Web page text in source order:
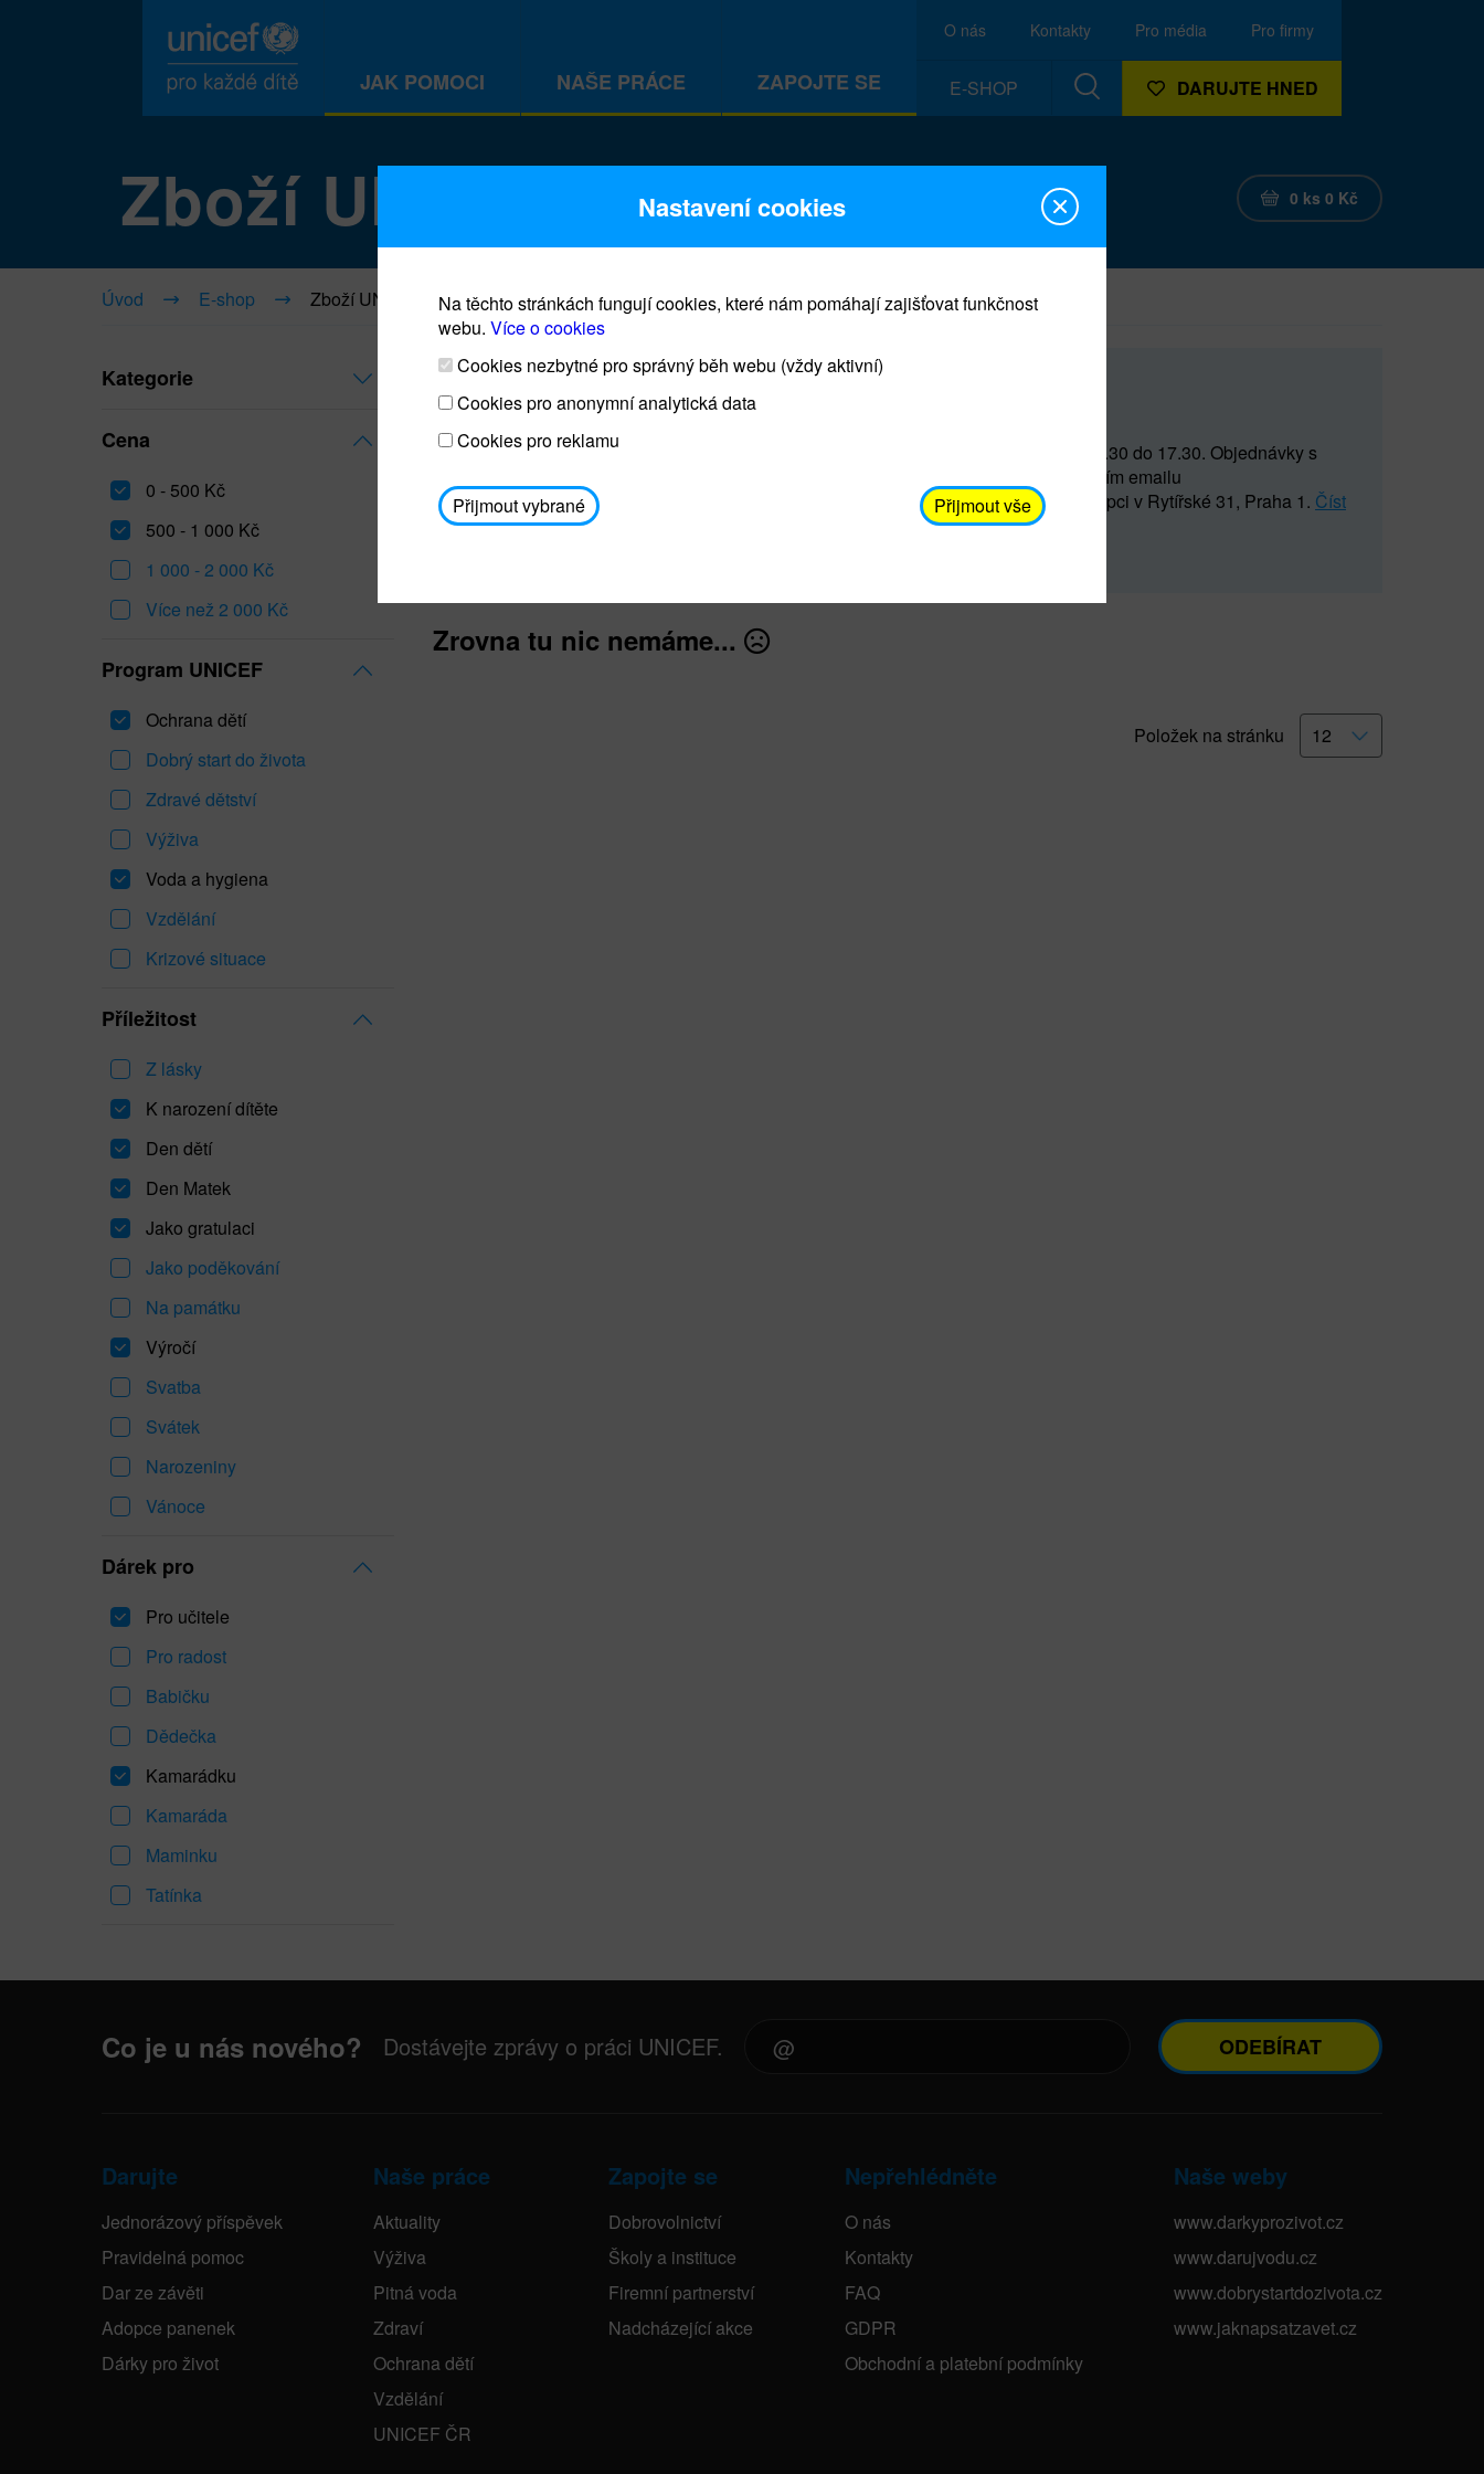
JAK POMOCI NAŠE PRÁCE ZAPOJTE SE
O nás Kontakty Pro média Pro firmy
E-SHOP DARUJTE HNED
Zboží UNICEF 0 ks 0 Kč
Úvod E-shop Zboží UNICEF
Kategorie
Cena
0 - 500 Kč
500 - 1 000 Kč
1 000 - 2 000 Kč
Více než 2 000 Kč
Program UNICEF
Ochrana dětí
Dobrý start do života
Zdravé dětství
Výživa
Voda a hygiena
Vzdělání
Krizové situace
Příležitost
Z lásky
K narození dítěte
Den dětí
Den Matek
Jako gratulaci
Jako poděkování
Na památku
Výročí
Svatba
Svátek
Narozeniny
Vánoce
Dárek pro
Pro učitele
Pro radost
Babičku
Dědečka
Kamarádku
Kamaráda
Maminku
Tatínka
Prodej blahopřání a dárků UNICEF
Prodejna UNICEF bude otevřena každý čtvrtek o 11 do 15 a od 15.30 do 17.30. Objednávky s
osobním odběrem je možné vyzvednout po domluvě (prostřednictvím emailu
avodickova@unicef.cz nebo telefonním čísle 606 655 547) na recepci v Rytířské 31, Praha 1. Číst
dále
Zrovna tu nic nemáme...
Položek na stránku
Co je u nás nového? Dostávejte zprávy o práci UNICEF. ODEBÍRAT
Darujte
Jednorázový příspěvek
Pravidelná pomoc
Dar ze závěti
Adopce panenek
Dárky pro život
Naše práce
Aktuality
Výživa
Pitná voda
Zdraví
Ochrana dětí
Vzdělání
UNICEF ČR
Zapojte se
Dobrovolnictví
Školy a instituce
Firemní partnerství
Nadcházející akce
Nepřehlédněte
O nás
Kontakty
FAQ
GDPR
Obchodní a platební podmínky
Naše weby
www.darkyprozivot.cz
www.darujvodu.cz
www.dobrystartdozivota.cz
www.jaknapsatzavet.cz
Nastavení cookies
Na těchto stránkách fungují cookies, které nám pomáhají zajišťovat funkčnost
webu. Více o cookies
Cookies nezbytné pro správný běh webu (vždy aktivní)
Cookies pro anonymní analytická data
Cookies pro reklamu
Přijmout vybrané Přijmout vše